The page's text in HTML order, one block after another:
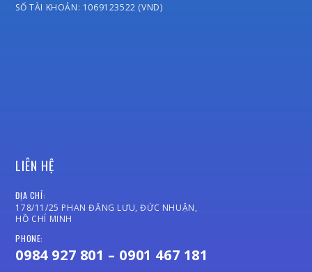
SỐ TÀI KHOẢN: 1069123522 (VND)
LIÊN HỆ
ĐỊA CHỈ:
178/11/25 PHAN ĐĂNG LƯU, ĐỨC NHUẬN,
HỒ CHÍ MINH
PHONE:
0984 927 801 – 0901 467 181